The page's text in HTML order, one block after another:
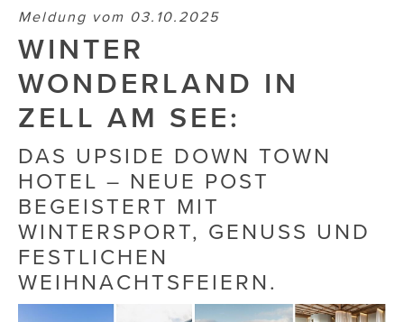
BERTRAMS
BewusstSchein
Brigitta Nemeth Art
CUBE
Die Dudlerei
Dominic Marcus Singer
Dominique Scharax – Move Mind Breath
Élan Flow
Meldung vom 03.10.2025
WINTER
WONDERLAND IN
ZELL AM SEE:
DAS UPSIDE DOWN TOWN
HOTEL – NEUE POST
BEGEISTERT MIT
WINTERSPORT, GENUSS UND
FESTLICHEN
WEIHNACHTSFEIERN.